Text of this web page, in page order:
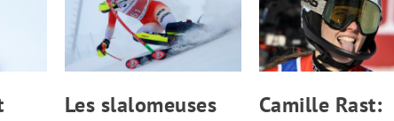
Les slalomeuses
Camille Rast: